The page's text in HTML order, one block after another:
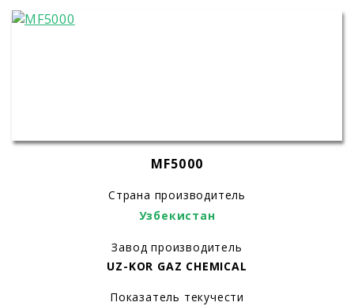
MF5000
Страна производитель
Узбекистан
Завод производитель
UZ-KOR GAZ CHEMICAL
Показатель текучести